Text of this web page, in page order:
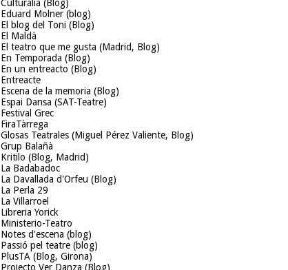
Culturalia (Blog)
Eduard Molner (blog)
El blog del Toni (Blog)
El Maldà
El teatro que me gusta (Madrid, Blog)
En Temporada (Blog)
En un entreacto (Blog)
Entreacte
Escena de la memoria (Blog)
Espai Dansa (SAT-Teatre)
Festival Grec
FiraTàrrega
Glosas Teatrales (Miguel Pérez Valiente, Blog)
Grup Balañà
Kritilo (Blog, Madrid)
La Badabadoc
La Davallada d'Orfeu (Blog)
La Perla 29
La Villarroel
Libreria Yorick
Ministerio-Teatro
Notes d'escena (blog)
Passió pel teatre (blog)
PlusTA (Blog, Girona)
Projecto Ver Danza (Blog)